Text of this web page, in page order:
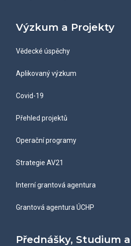
Výzkum a Projekty
Vědecké úspěchy
Aplikovaný výzkum
Covid-19
Přehled projektů
Operační programy
Strategie AV21
Interní grantová agentura
Grantová agentura ÚCHP
Přednášky, Studium